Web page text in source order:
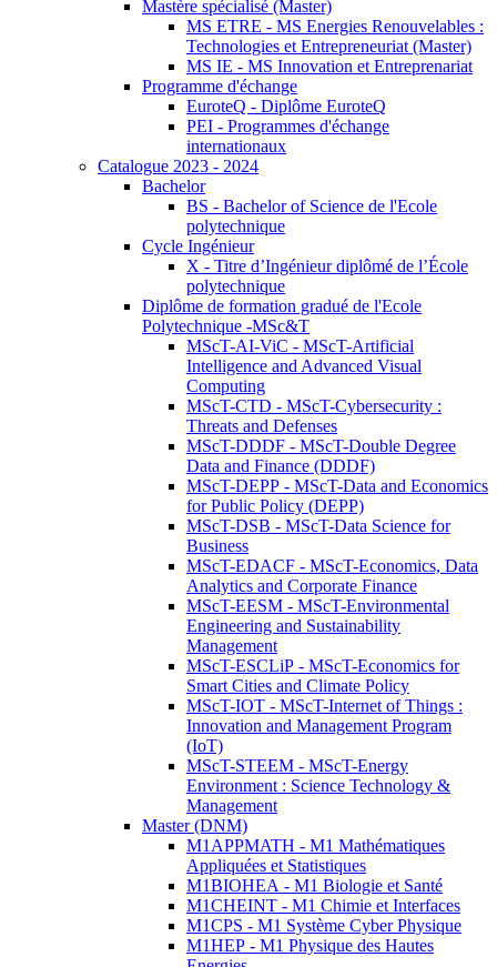
Mastère spécialisé (Master)
MS ETRE - MS Energies Renouvelables :
Technologies et Entrepreneuriat (Master)
MS IE - MS Innovation et Entreprenariat
Programme d'échange
EuroteQ - Diplôme EuroteQ
PEI - Programmes d'échange
internationaux
Catalogue 2023 - 2024
Bachelor
BS - Bachelor of Science de l'Ecole
polytechnique
Cycle Ingénieur
X - Titre d’Ingénieur diplômé de l’École
polytechnique
Diplôme de formation gradué de l'Ecole
Polytechnique -MSc&T
MScT-AI-ViC - MScT-Artificial
Intelligence and Advanced Visual
Computing
MScT-CTD - MScT-Cybersecurity :
Threats and Defenses
MScT-DDDF - MScT-Double Degree
Data and Finance (DDDF)
MScT-DEPP - MScT-Data and Economics
for Public Policy (DEPP)
MScT-DSB - MScT-Data Science for
Business
MScT-EDACF - MScT-Economics, Data
Analytics and Corporate Finance
MScT-EESM - MScT-Environmental
Engineering and Sustainability
Management
MScT-ESCLiP - MScT-Economics for
Smart Cities and Climate Policy
MScT-IOT - MScT-Internet of Things :
Innovation and Management Program
(IoT)
MScT-STEEM - MScT-Energy
Environment : Science Technology &
Management
Master (DNM)
M1APPMATH - M1 Mathématiques
Appliquées et Statistiques
M1BIOHEA - M1 Biologie et Santé
M1CHEINT - M1 Chimie et Interfaces
M1CPS - M1 Système Cyber Physique
M1HEP - M1 Physique des Hautes